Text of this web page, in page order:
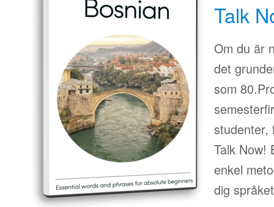
Talk
Om du är
det
som
studenter,
Talk Now!
enkel
dig